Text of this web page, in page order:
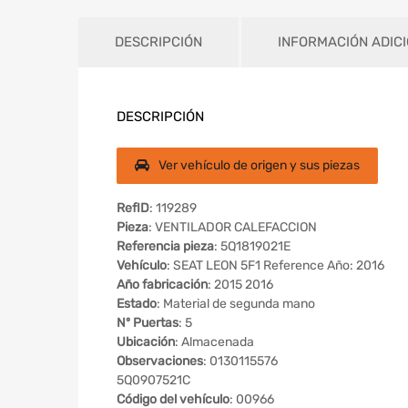
DESCRIPCIÓN INFORMACIÓN
DESCRIPCIÓN
Ver vehículo de origen y sus piezas
RefID: 119289
Pieza: VENTILADOR CALEFACCION
Referencia pieza: 5Q1819021E
Vehículo: SEAT LEON 5F1 Reference Año: 2016
Año fabricación: 2015 2016
Estado: Material de segunda mano
Nº Puertas: 5
Ubicación: Almacenada
Observaciones: 0130115576
5Q0907521C
Código del vehículo: 00966